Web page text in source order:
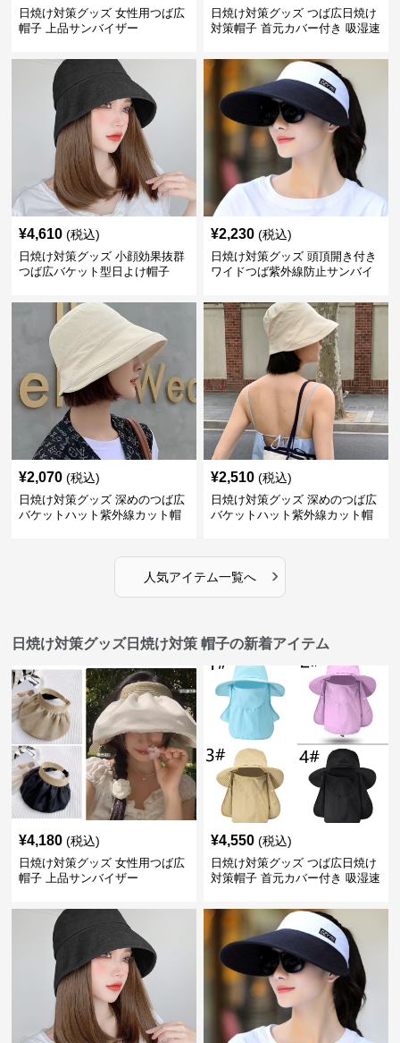
日焼け対策グッズ 女性用つば広
帽子 上品サンバイザー
日焼け対策グッズ つば広日焼け
対策帽子 首元カバー付き 吸湿速
¥4,610 (税込)
日焼け対策グッズ 小顔効果抜群
つば広バケット型日よけ帽子
¥2,230 (税込)
日焼け対策グッズ 頭頂開き付き
ワイドつば紫外線防止サンバイ
¥2,070 (税込)
日焼け対策グッズ 深めのつば広
バケットハット紫外線カット帽
¥2,510 (税込)
日焼け対策グッズ 深めのつば広
バケットハット紫外線カット帽
人気アイテム一覧へ ›
日焼け対策グッズ日焼け対策 帽子の新着アイテム
¥4,180 (税込)
日焼け対策グッズ 女性用つば広
帽子 上品サンバイザー
¥4,550 (税込)
日焼け対策グッズ つば広日焼け
対策帽子 首元カバー付き 吸湿速